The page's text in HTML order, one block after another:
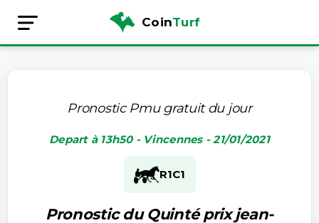
CoinTurf
Pronostic Pmu gratuit du jour
Depart à 13h50 - Vincennes - 21/01/2021
R1C1
Pronostic du Quinté prix jean-